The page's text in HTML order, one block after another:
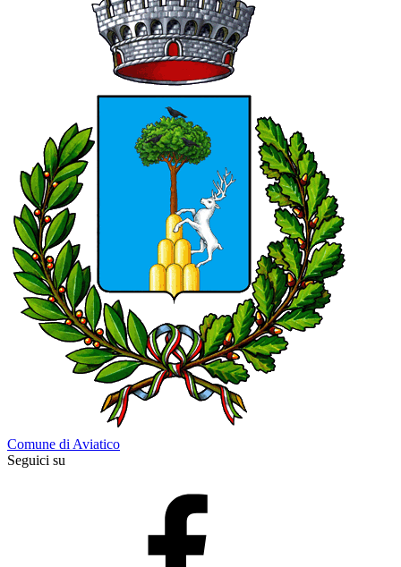
Comune di Aviatico
Seguici su